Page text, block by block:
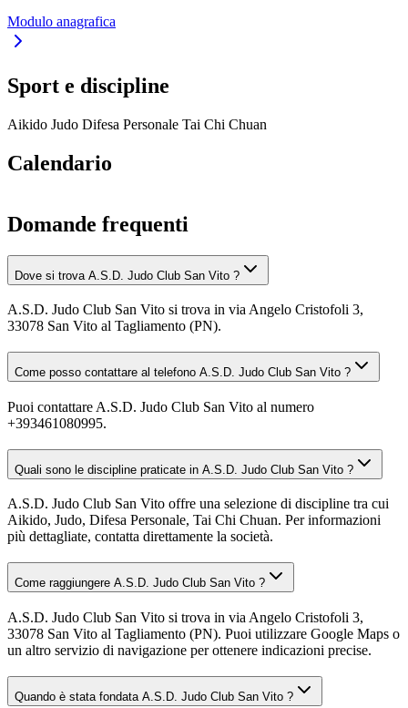
Modulo anagrafica
Sport e discipline
Aikido Judo Difesa Personale Tai Chi Chuan
Calendario
Domande frequenti
Dove si trova A.S.D. Judo Club San Vito ?
A.S.D. Judo Club San Vito si trova in via Angelo Cristofoli 3,
33078 San Vito al Tagliamento (PN).
Come posso contattare al telefono A.S.D. Judo Club San Vito ?
Puoi contattare A.S.D. Judo Club San Vito al numero
+393461080995.
Quali sono le discipline praticate in A.S.D. Judo Club San Vito ?
A.S.D. Judo Club San Vito offre una selezione di discipline tra cui
Aikido, Judo, Difesa Personale, Tai Chi Chuan. Per informazioni
più dettagliate, contatta direttamente la società.
Come raggiungere A.S.D. Judo Club San Vito ?
A.S.D. Judo Club San Vito si trova in via Angelo Cristofoli 3,
33078 San Vito al Tagliamento (PN). Puoi utilizzare Google Maps o
un altro servizio di navigazione per ottenere indicazioni precise.
Quando è stata fondata A.S.D. Judo Club San Vito ?